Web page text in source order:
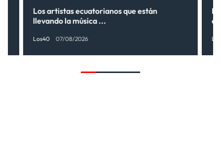
Los artistas ecuatorianos que están
llevando la música ...
Los40 07/08/2026